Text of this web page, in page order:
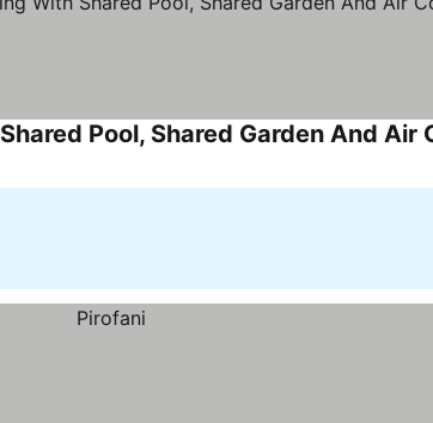
Pool, Shared Garden And Air